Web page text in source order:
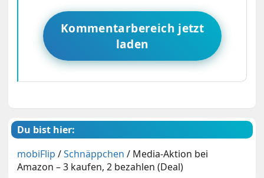
Kommentarbereich jetzt
laden
Du bist hier:
mobiFlip /Schnäppchen / Media-Aktion bei
Amazon – 3 kaufen, 2 bezahlen (Deal)